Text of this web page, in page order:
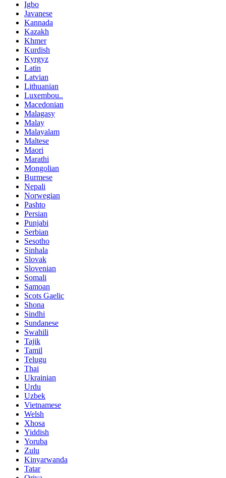
Igbo
Javanese
Kannada
Kazakh
Khmer
Kurdish
Kyrgyz
Latin
Latvian
Lithuanian
Luxembou..
Macedonian
Malagasy
Malay
Malayalam
Maltese
Maori
Marathi
Mongolian
Burmese
Nepali
Norwegian
Pashto
Persian
Punjabi
Serbian
Sesotho
Sinhala
Slovak
Slovenian
Somali
Samoan
Scots Gaelic
Shona
Sindhi
Sundanese
Swahili
Tajik
Tamil
Telugu
Thai
Ukrainian
Urdu
Uzbek
Vietnamese
Welsh
Xhosa
Yiddish
Yoruba
Zulu
Kinyarwanda
Tatar